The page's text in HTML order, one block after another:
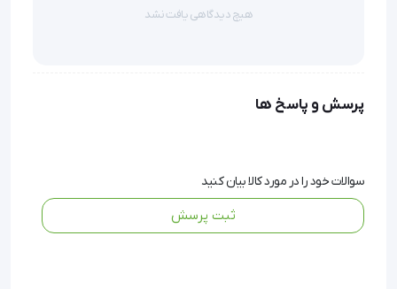
  دارای ماساژ لرزشی به همراه کمپرس گرمایشی
  بهبود گردش خون جهت خروج اسید لاکتیک
  کاهش استرس و تنشهای روزانه
هیچ دیدگاهی یافت نشد
پرسش و پاسخ ها
سوالات خود را در مورد کالا بیان کنید
ثبت پرسش